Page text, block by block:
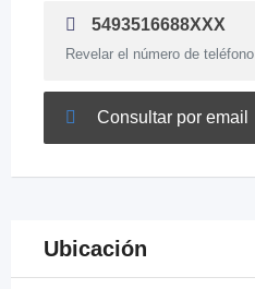
5493516688XXX
Revelar el número de teléfono
Consultar por email
Ubicación